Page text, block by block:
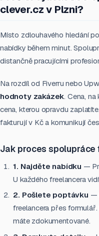
clever.cz v Plzni?
Místo zdlouhavého hledání
nabídky během minut.
distančně pracujícími
Na rozdíl od Fiverru nebo
hodnoty zakázek. Cena,
cena, kterou opravdu
fakturují v Kč a komunikují
Jak proces spolupráce
1. Najděte nabídku —
U každého freelancera
2. Pošlete poptávku —
freelancera přes
máte zdokumentované.